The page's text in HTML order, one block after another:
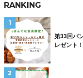
RANKING
第33回パ
レゼント！